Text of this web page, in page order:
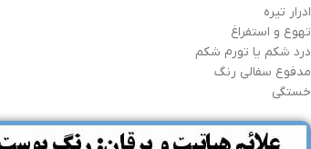
ادرار تیره
تهوع و استفراغ
درد شکم یا تورم شکم
مدفوع سفالی رنگ
خستگی